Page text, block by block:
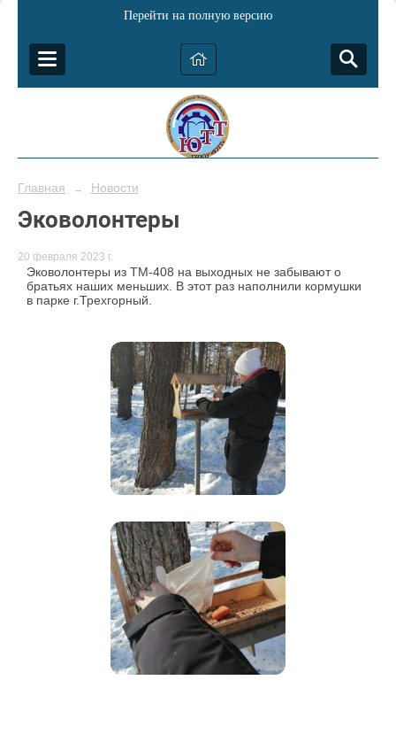
Перейти на полную версию
Главная → Новости
Эковолонтеры
20 февраля 2023 г.
Эковолонтеры из ТМ-408 на выходных не забывают о
братьях наших меньших. В этот раз наполнили кормушки
в парке г.Трехгорный.